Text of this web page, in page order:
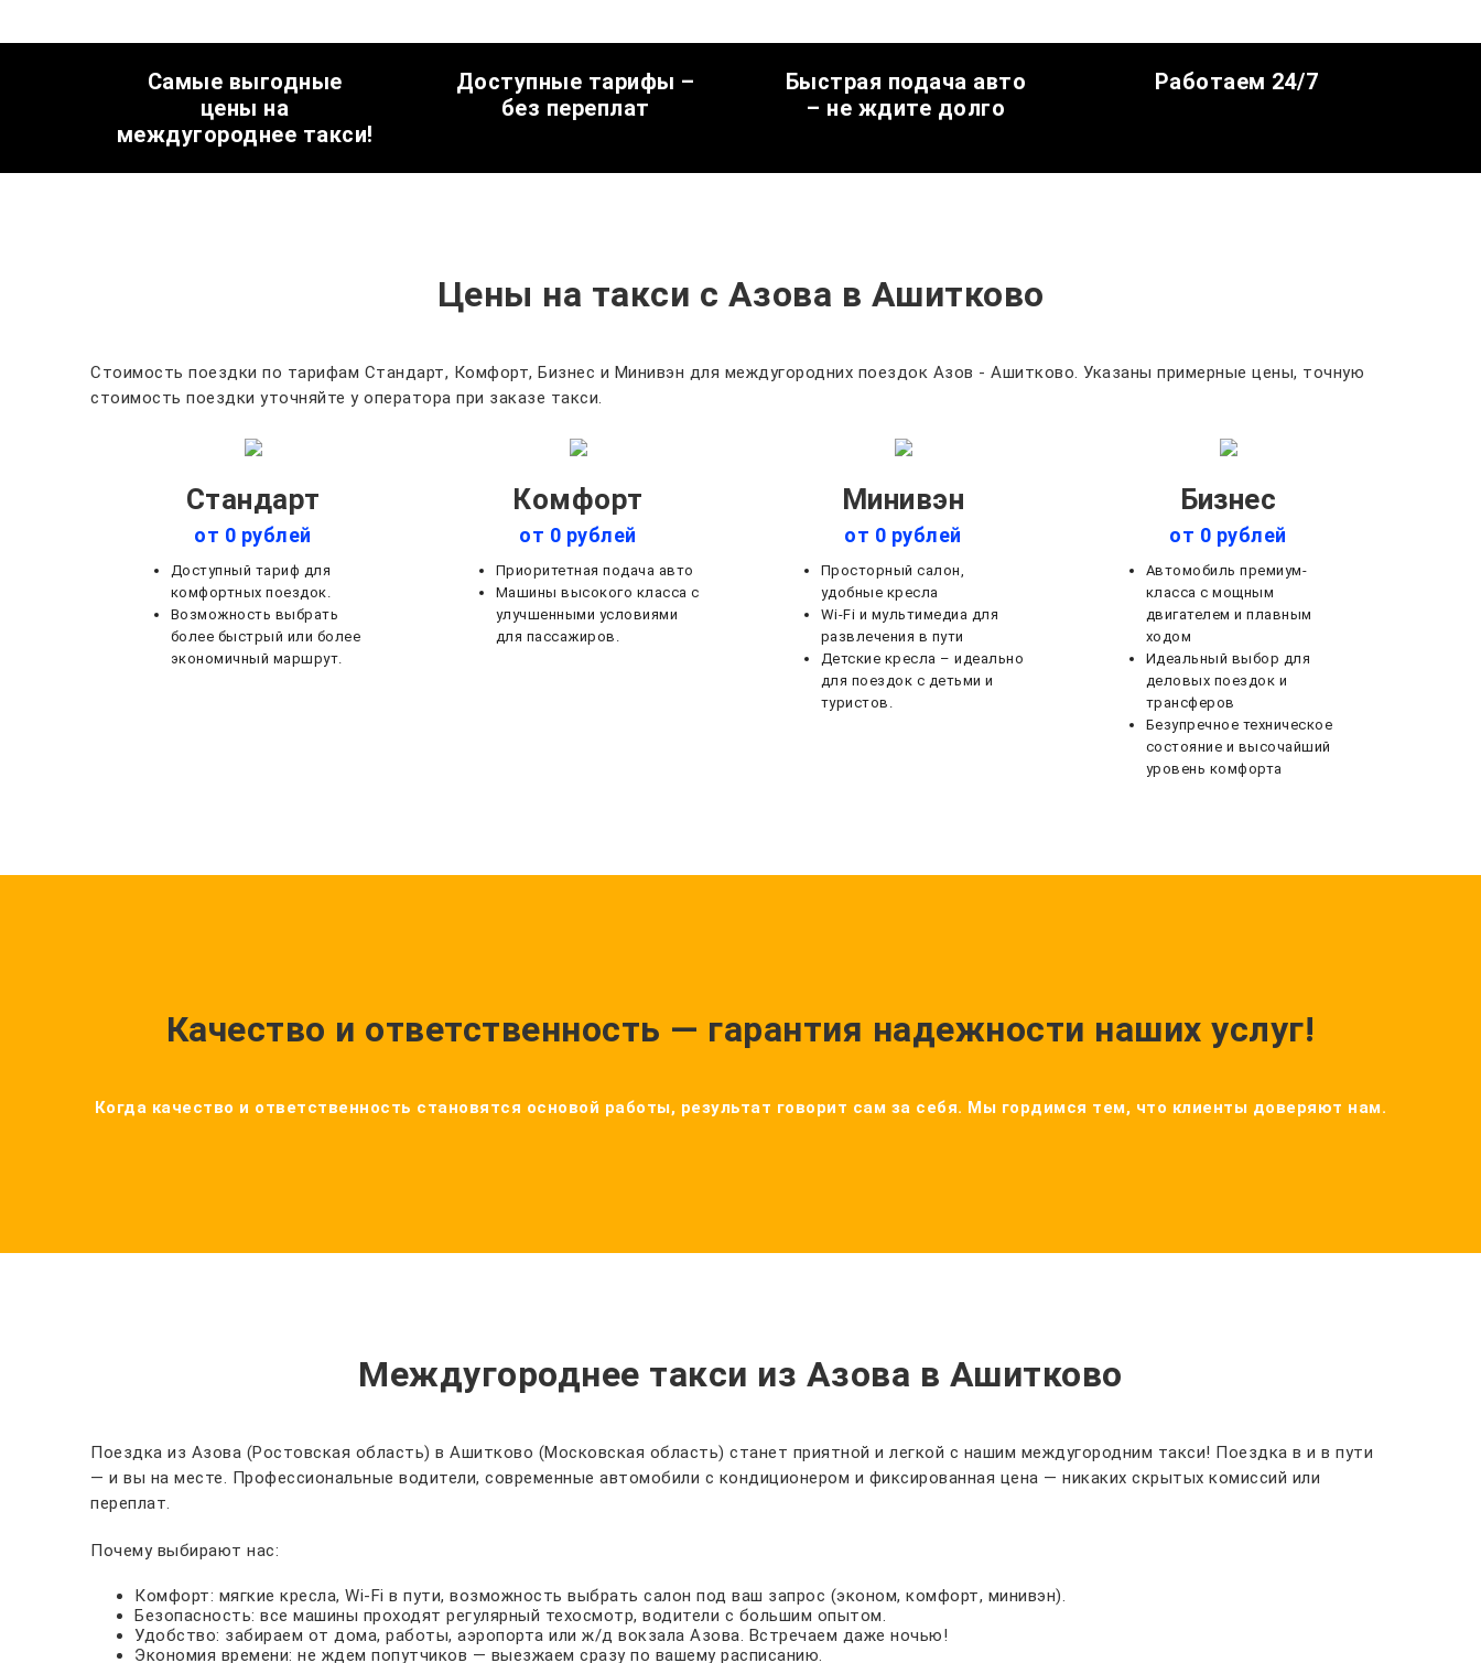
Самые выгодные
цены на
междугороднее такси!
Доступные тарифы –
без переплат
Быстрая подача авто
– не ждите долго
Работаем 24/7
Цены на такси с Азова в Ашитково
Стоимость поездки по тарифам Стандарт, Комфорт, Бизнес и Минивэн для междугородних поездок Азов - Ашитково. Указаны примерные цены, точную
стоимость поездки уточняйте у оператора при заказе такси.
Стандарт
от 0 рублей
Доступный тариф для
комфортных поездок.
Возможность выбрать
более быстрый или более
экономичный маршрут.
Комфорт
от 0 рублей
Приоритетная подача авто
Машины высокого класса с
улучшенными условиями
для пассажиров.
Минивэн
от 0 рублей
Просторный салон,
удобные кресла
Wi-Fi и мультимедиа для
развлечения в пути
Детские кресла – идеально
для поездок с детьми и
туристов.
Бизнес
от 0 рублей
Автомобиль премиум-
класса с мощным
двигателем и плавным
ходом
Идеальный выбор для
деловых поездок и
трансферов
Безупречное техническое
состояние и высочайший
уровень комфорта
Качество и ответственность — гарантия надежности наших услуг!
Когда качество и ответственность становятся основой работы, результат говорит сам за себя. Мы гордимся тем, что клиенты доверяют нам.
Междугороднее такси из Азова в Ашитково
Поездка из Азова (Ростовская область) в Ашитково (Московская область) станет приятной и легкой с нашим междугородним такси! Поездка в и в пути
— и вы на месте. Профессиональные водители, современные автомобили с кондиционером и фиксированная цена — никаких скрытых комиссий или
переплат.
Почему выбирают нас:
Комфорт: мягкие кресла, Wi-Fi в пути, возможность выбрать салон под ваш запрос (эконом, комфорт, минивэн).
Безопасность: все машины проходят регулярный техосмотр, водители с большим опытом.
Удобство: забираем от дома, работы, аэропорта или ж/д вокзала Азова. Встречаем даже ночью!
Экономия времени: не ждем попутчиков — выезжаем сразу по вашему расписанию.